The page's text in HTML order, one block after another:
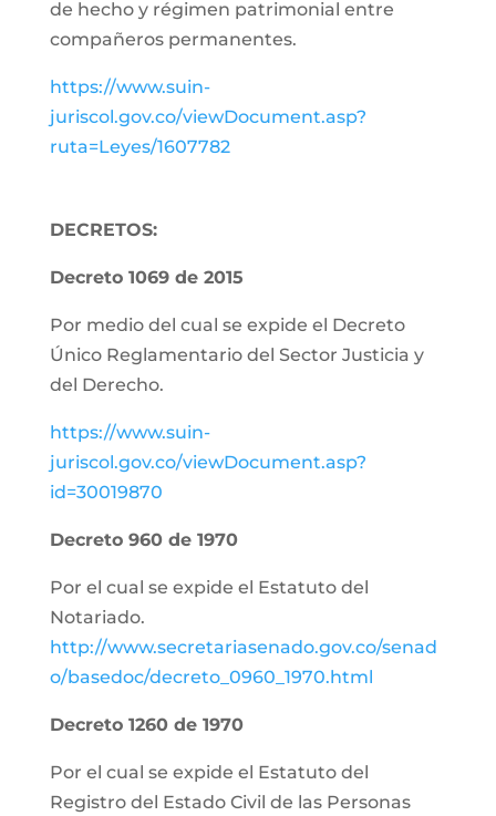
de hecho y régimen patrimonial entre
compañeros permanentes.
https://www.suin-
juriscol.gov.co/viewDocument.asp?
ruta=Leyes/1607782
DECRETOS:
Decreto 1069 de 2015
Por medio del cual se expide el Decreto
Único Reglamentario del Sector Justicia y
del Derecho.
https://www.suin-
juriscol.gov.co/viewDocument.asp?
id=30019870
Decreto 960 de 1970
Por el cual se expide el Estatuto del
Notariado.
http://www.secretariasenado.gov.co/senad
o/basedoc/decreto_0960_1970.html
Decreto 1260 de 1970
Por el cual se expide el Estatuto del
Registro del Estado Civil de las Personas